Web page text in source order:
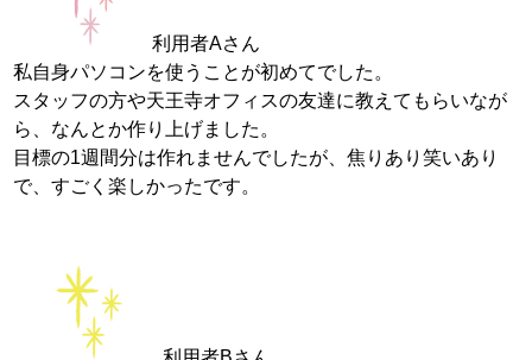
利用者Aさん
私自身パソコンを使うことが初めてでした。
スタッフの方や天王寺オフィスの友達に教えてもらいなが
ら、なんとか作り上げました。
目標の1週間分は作れませんでしたが、焦りあり笑いあり
で、すごく楽しかったです。